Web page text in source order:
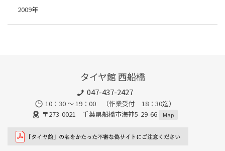
2009年
タイヤ館 西船橋
047-437-2427
10：30 ～ 19：00 （作業受付 18：30迄）
〒273-0021 千葉県船橋市海神5-29-66
Map